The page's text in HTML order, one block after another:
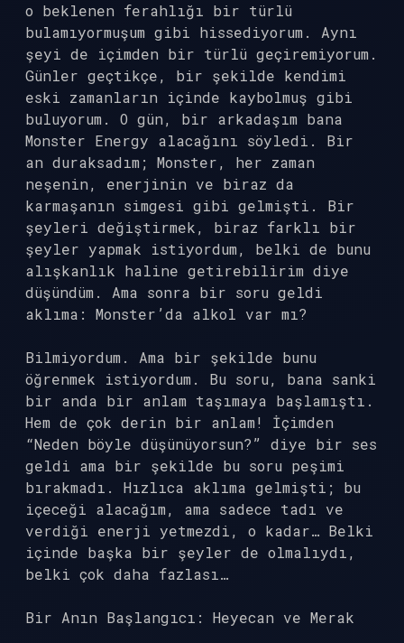
o beklenen ferahlığı bir türlü
bulamıyormuşum gibi hissediyorum. Aynı
şeyi de içimden bir türlü geçiremiyorum.
Günler geçtikçe, bir şekilde kendimi
eski zamanların içinde kaybolmuş gibi
buluyorum. O gün, bir arkadaşım bana
Monster Energy alacağını söyledi. Bir
an duraksadım; Monster, her zaman
neşenin, enerjinin ve biraz da
karmaşanın simgesi gibi gelmişti. Bir
şeyleri değiştirmek, biraz farklı bir
şeyler yapmak istiyordum, belki de bunu
alışkanlık haline getirebilirim diye
düşündüm. Ama sonra bir soru geldi
aklıma: Monster’da alkol var mı?
Bilmiyordum. Ama bir şekilde bunu
öğrenmek istiyordum. Bu soru, bana sanki
bir anda bir anlam taşımaya başlamıştı.
Hem de çok derin bir anlam! İçimden
“Neden böyle düşünüyorsun?” diye bir ses
geldi ama bir şekilde bu soru peşimi
bırakmadı. Hızlıca aklıma gelmişti; bu
içeceği alacağım, ama sadece tadı ve
verdiği enerji yetmezdi, o kadar… Belki
içinde başka bir şeyler de olmalıydı,
belki çok daha fazlası…
Bir Anın Başlangıcı: Heyecan ve Merak